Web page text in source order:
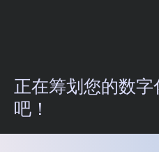
正在筹划您的数
吧！